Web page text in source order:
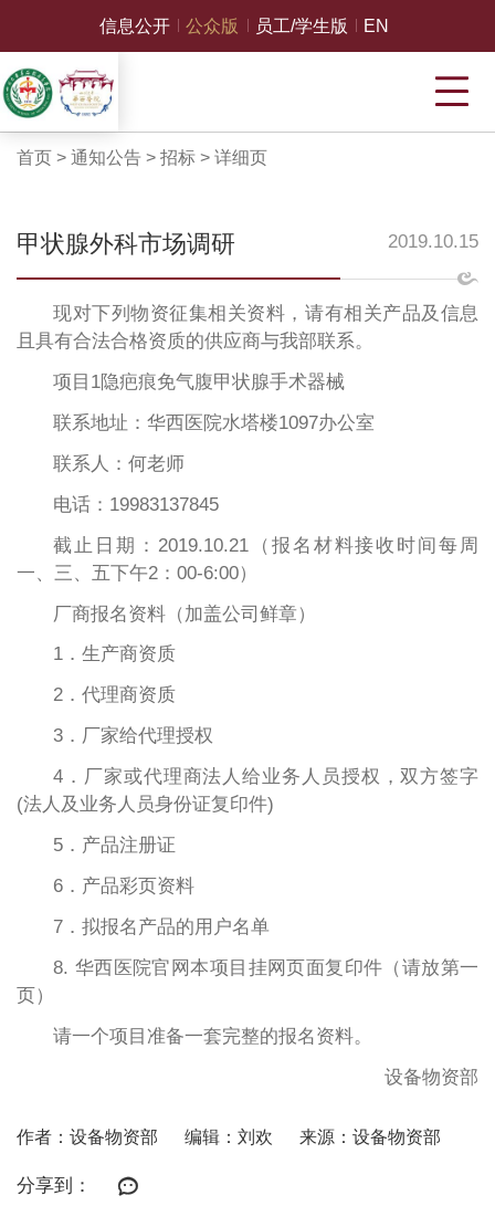
信息公开 公众版 员工/学生版 EN
首页 > 通知公告> 招标> 详细页
甲状腺外科市场调研 2019.10.15
现对下列物资征集相关资料，请有相关产品及信息
且具有合法合格资质的供应商与我部联系。
项目1隐疤痕免气腹甲状腺手术器械
联系地址：华西医院水塔楼1097办公室
联系人：何老师
电话：19983137845
截止日期：2019.10.21（报名材料接收时间每周
一、三、五下午2：00-6:00）
厂商报名资料（加盖公司鲜章）
1．生产商资质
2．代理商资质
3．厂家给代理授权
4．厂家或代理商法人给业务人员授权，双方签字
(法人及业务人员身份证复印件)
5．产品注册证
6．产品彩页资料
7．拟报名产品的用户名单
8. 华西医院官网本项目挂网页面复印件（请放第一
页）
请一个项目准备一套完整的报名资料。
设备物资部
作者：设备物资部 编辑：刘欢 来源：设备物资部
分享到：